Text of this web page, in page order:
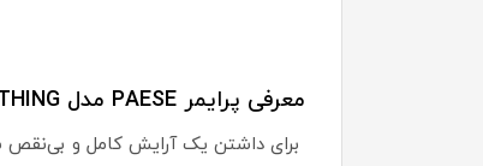
معرفی پرایمر PAESE مدل SMOOTHING:
برای داشتن یک آرایش کامل و بی‌نقص